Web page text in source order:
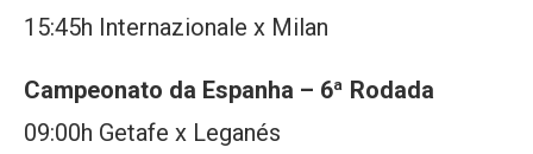
15:45h Internazionale x Milan
Campeonato da Espanha – 6ª Rodada
09:00h Getafe x Leganés